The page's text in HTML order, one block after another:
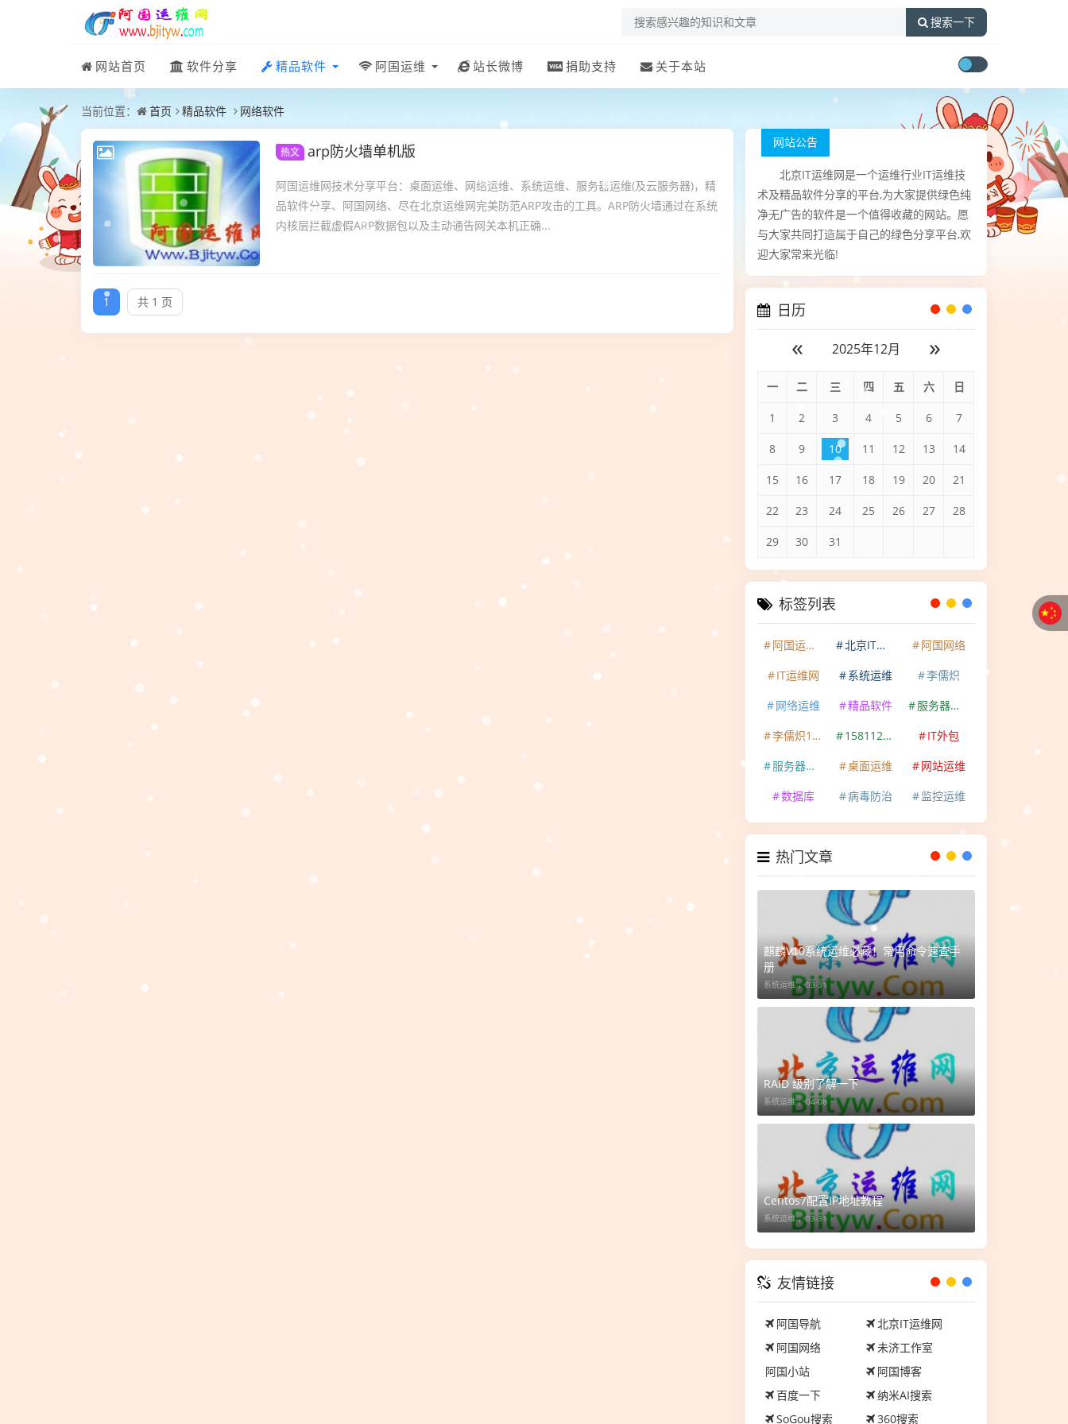
搜索一下
网站首页 软件分享 精品软件 阿国运维 站长微博 捐助支持 关于本站
当前位置： 首页 精品软件 网络软件
热文 arp防火墙单机版
阿国运维网技术分享平台：桌面运维、网络运维、系统运维、服务器运维(及云服务器)，精
品软件分享、阿国网络、尽在北京运维网完美防范ARP攻击的工具。ARP防火墙通过在系统
内核层拦截虚假ARP数据包以及主动通告网关本机正确...
1 共 1 页
网站公告
北京IT运维网是一个运维行业IT运维技
术及精品软件分享的平台,为大家提供绿色纯
净无广告的软件是一个值得收藏的网站。愿
与大家共同打造属于自己的绿色分享平台,欢
迎大家常来光临!
日历
« 2025年12月 »
一 二 三 四 五 六 日
1 2 3 4 5 6 7
8 9 10 11 12 13 14
15 16 17 18 19 20 21
22 23 24 25 26 27 28
29 30 31
标签列表
阿国运维网 北京IT运维网
阿国网络
IT运维网
系统运维
李儒炽
网络运维
精品软件
服务器维护
李儒炽15811202029
15811202029
IT外包
服务器运维
桌面运维
网站运维
数据库
病毒防治 监控运维
热门文章
麒麟V10系统运维必藏！常用命令速查手
册
系统运维 ，03-31
RAID 级别了解一下
系统运维 ，04-08
Centos7配置IP地址教程
系统运维 ，03-31
友情链接
阿国导航
北京IT运维网
阿国网络
未济工作室
阿国小站
阿国博客
百度一下
纳米AI搜索
SoGou搜索
360搜索